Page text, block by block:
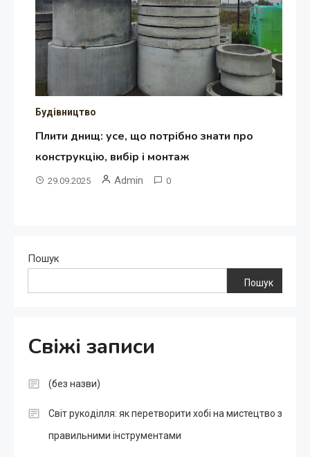
Будівництво
Плити днищ: усе, що потрібно знати про
конструкцію, вибір і монтаж
29.09.2025 Admin 0
Пошук
Пошук
Свіжі записи
(без назви)
Світ рукоділля: як перетворити хобі на мистецтво з
правильними інструментами